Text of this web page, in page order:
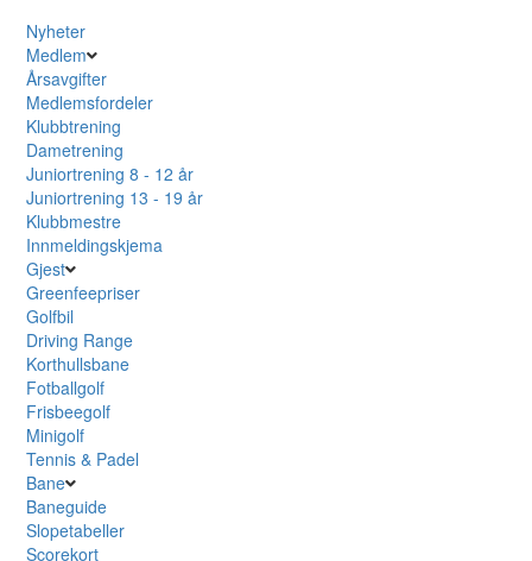
Nyheter
Medlem
Årsavgifter
Medlemsfordeler
Klubbtrening
Dametrening
Juniortrening 8 - 12 år
Juniortrening 13 - 19 år
Klubbmestre
Innmeldingskjema
Gjest
Greenfeepriser
Golfbil
Driving Range
Korthullsbane
Fotballgolf
Frisbeegolf
Minigolf
Tennis & Padel
Bane
Baneguide
Slopetabeller
Scorekort